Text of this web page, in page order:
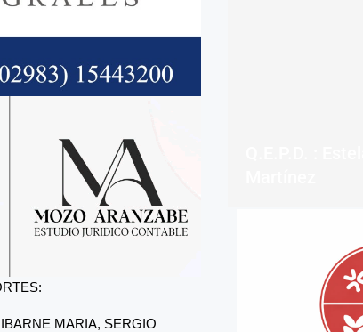
MARIA, SERGIO